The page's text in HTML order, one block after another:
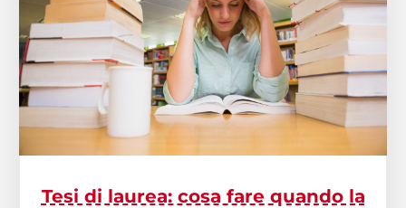
Tesi di laurea: cosa fare quando la